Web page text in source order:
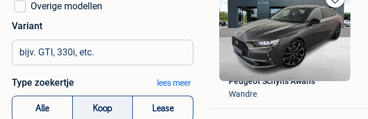
Overige modellen
Variant
Type zoekertje lees meer
Alle Koop Lease
Bewaren
in
Mijn
Favorieten
Peugeot Schyns Awans
Wandre